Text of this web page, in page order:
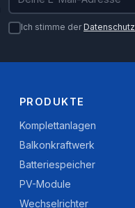
Ich stimme der
PRODUKTE
Komplettanlagen
Balkonkraftwerk
Batteriespeicher
PV-Module
Wechselrichter